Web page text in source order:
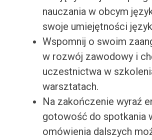
nauczania w obcym
swoje umiejętności
Wspomnij o swoim
w rozwój zawodowy i
uczestnictwa w
warsztatach.
Na zakończenie wyraź
gotowość do spotkania
omówienia dalszych